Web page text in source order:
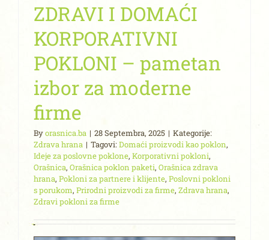
ZDRAVI I DOMAĆI
KORPORATIVNI
POKLONI – pametan
izbor za moderne
firme
Byorasnica.ba | 28 Septembra, 2025 | Kategorije:
Zdrava hrana | Tagovi:Domaći proizvodi kao poklon,
Ideje za poslovne poklone, Korporativni pokloni,
Orašnica, Orašnica poklon paketi, Orašnica zdrava
hrana, Pokloni za partnere i klijente, Poslovni pokloni
s porukom, Prirodni proizvodi za firme, Zdrava hrana,
Zdravi pokloni za firme